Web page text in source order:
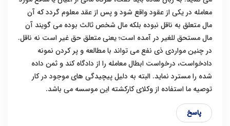
معامله در یکی از عقود واقع شود و پس از عقد معلوم گردد که آن
مال متعلق به ناقل نبوده بلکه مال شخص ثالث بوده می گویند آن
مال مستحق للغیر در آمده است؛ یعنی متعلق حق غیر است نه ناقل.
در چنین مواردی ذی نفع می تواند با مطالعه و پر کردن نمونه
دادخواست، درخواست ابطال معامله را از دادگاه کند و ثمن داده
شده را مسترد نماید. البته به دلیل پیچیدگی های موجود در کار
توصیه ما استفاده از وکلای کارکشته این موسسه می باشد.
پاسخ